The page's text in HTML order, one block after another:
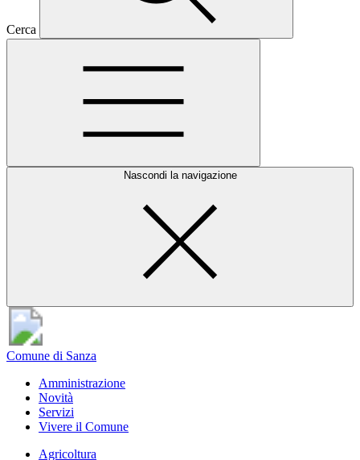
Cerca
Nascondi la navigazione
Comune di Sanza
Amministrazione
Novità
Servizi
Vivere il Comune
Agricoltura